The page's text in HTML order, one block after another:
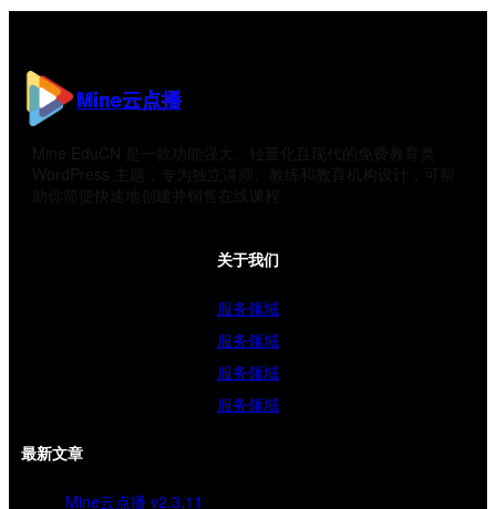
Mine云点播
Mine EduCN 是一款功能强大、轻量化且现代的免费教育类
WordPress 主题，专为独立讲师、教练和教育机构设计，可帮
助你简便快速地创建并销售在线课程
关于我们
服务领域
服务领域
服务领域
服务领域
最新文章
Mine云点播 v2.3.11